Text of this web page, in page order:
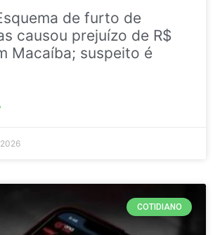
de furto de
causou prejuízo de R$
Macaíba; suspeito é
COTIDIANO